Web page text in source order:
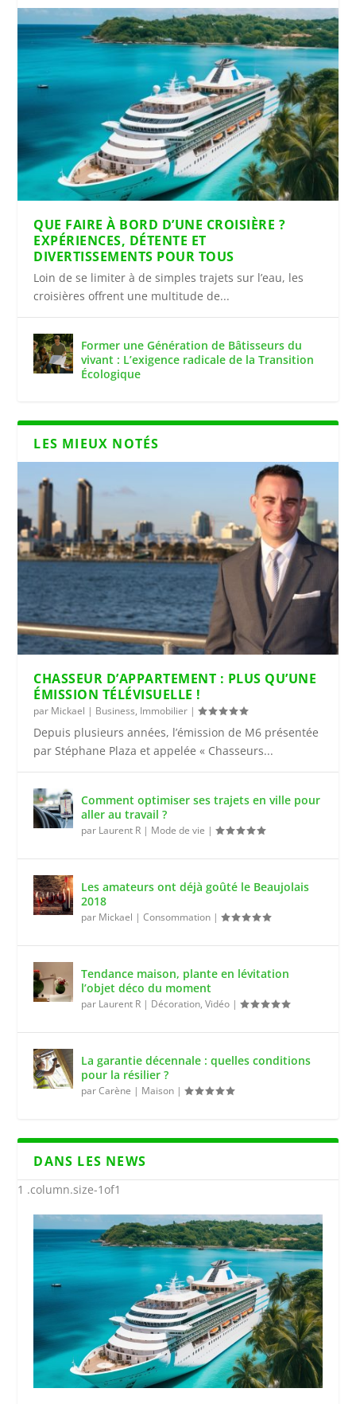
QUE FAIRE À BORD D’UNE CROISIÈRE ?
EXPÉRIENCES, DÉTENTE ET
DIVERTISSEMENTS POUR TOUS
Loin de se limiter à de simples trajets sur l’eau, les
croisières offrent une multitude de...
Former une Génération de Bâtisseurs du
vivant : L’exigence radicale de la Transition
Écologique
LES MIEUX NOTÉS
CHASSEUR D’APPARTEMENT : PLUS QU’UNE
ÉMISSION TÉLÉVISUELLE !
par Mickael | Business, Immobilier |
Depuis plusieurs années, l’émission de M6 présentée
par Stéphane Plaza et appelée « Chasseurs...
Comment optimiser ses trajets en ville pour
aller au travail ?
par Laurent R | Mode de vie |
Les amateurs ont déjà goûté le Beaujolais
2018
par Mickael |Consommation |
Tendance maison, plante en lévitation
l’objet déco du moment
par Laurent R | Décoration,Vidéo |
La garantie décennale : quelles conditions
pour la résilier ?
parCarène | Maison |
DANS LES NEWS